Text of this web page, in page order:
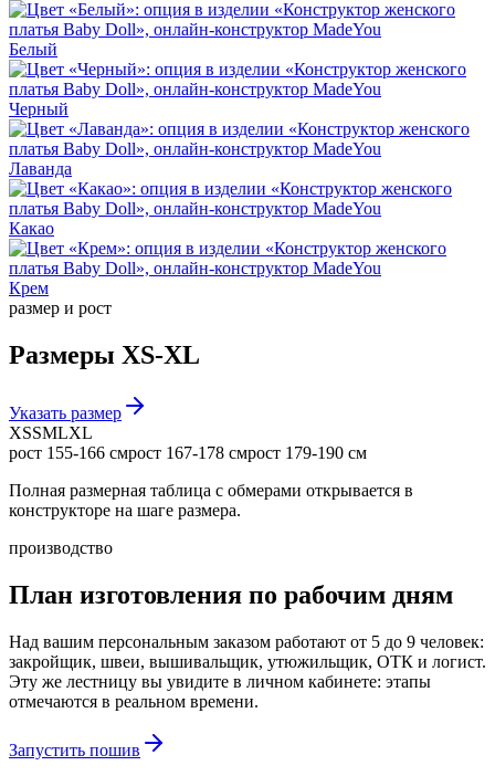
Белый
Черный
Лаванда
Какао
Крем
размер и рост
Размеры XS-XL
Указать размер
XSSMLXL
рост 155-166 смрост 167-178 смрост 179-190 см
Полная размерная таблица с обмерами открывается в
конструкторе на шаге размера.
производство
План изготовления по рабочим дням
Над вашим персональным заказом работают от 5 до 9 человек:
закройщик, швеи, вышивальщик, утюжильщик, ОТК и логист.
Эту же лестницу вы увидите в личном кабинете: этапы
отмечаются в реальном времени.
Запустить пошив